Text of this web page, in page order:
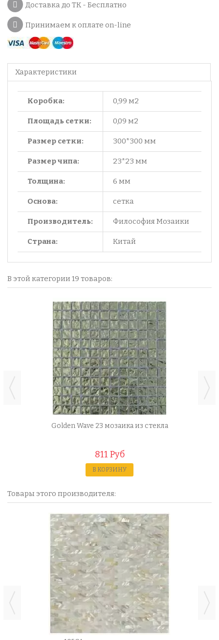
Доставка до ТК - Бесплатно
Принимаем к оплате on-line
Характеристики
Коробка: 0,99 м2
Площадь сетки: 0,09 м2
Размер сетки: 300*300 мм
Размер чипа: 23*23 мм
Толщина: 6 мм
Основа: сетка
Производитель: Философия Мозаики
Страна: Китай
В этой категории 19 товаров:
Golden Wave 23 мозаика из стекла
811 Руб
В КОРЗИНУ
Товары этого производителя: